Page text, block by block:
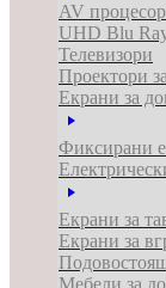
AV
UHD Blu
Телевизори
Проектори
Екрани за
Фиксирани
Екрани за
Екрани за